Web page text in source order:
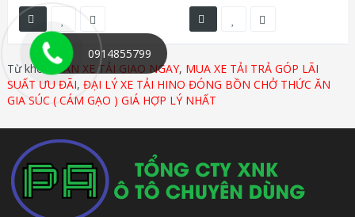
Từ khóa:BÁN XE TẢI GIAO NGAY, MUA XE TẢI TRẢ GÓP LÃI
SUẤT ƯU ĐÃI, ĐẠI LÝ XE TẢI HINO ĐÓNG BỒN CHỞ THỨC ĂN
GIA SÚC ( CÁM GẠO ) GIÁ HỢP LÝ NHẤT
0914855799